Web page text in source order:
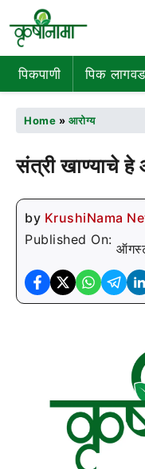
पिकपाणी पिक
Home » आरोग्य
संत्री खाण्याचे हे
by KrushiNama
Published On: